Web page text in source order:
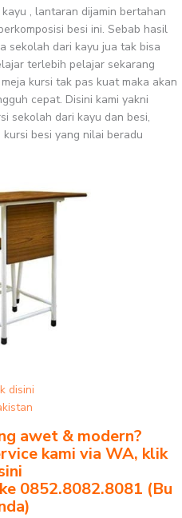
, lantaran dijamin bertahan
besi ini. Sebab hasil
sekolah dari kayu jua tak bisa
terlebih pelajar sekarang
kursi tak pas kuat maka akan
cepat. Disini kami yakni
sekolah dari kayu dan besi,
besi yang nilai beradu
disini
awet & modern?
kami via WA, klik
0852.8082.8081 (Bu